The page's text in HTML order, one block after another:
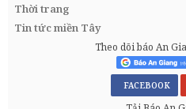
Thời trang
Tin tức miền Tây
Theo dõi báo An
FACEBOOK